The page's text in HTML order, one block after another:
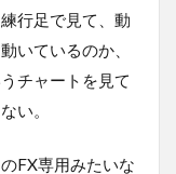
行足で見て、動
いているのか、
チャートを見て
い。
FX専用みたいな